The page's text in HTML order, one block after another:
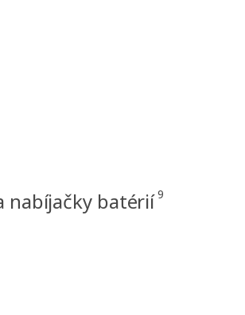
nabíjačky batérií 9